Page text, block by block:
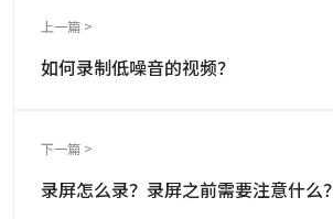
上一篇 >
如何录制低噪音的视频？
下一篇 >
录屏怎么录？录屏之前需要注意什么？